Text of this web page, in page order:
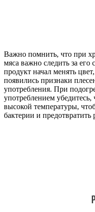
Важно помнить, что при
мяса важно следить за его
продукт начал менять
появились признаки
употребления. При
употреблением убедитесь,
высокой температуры,
бактерии и предотвратить